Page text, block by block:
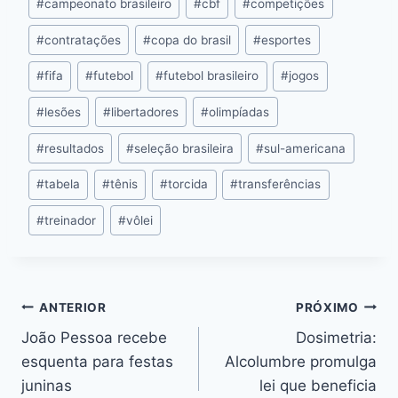
o
o
k
n
g
er
p
p
s
n
Li
n
k
#campeonato brasileiro #cbf #competições
#contratações #copa do brasil #esportes
#fifa #futebol #futebol brasileiro #jogos
#lesões #libertadores #olimpíadas
#resultados #seleção brasileira #sul-americana
#tabela #tênis #torcida #transferências
#treinador #vôlei
ANTERIOR
João Pessoa recebe
esquenta para festas
juninas
PRÓXIMO
Dosimetria:
Alcolumbre promulga
lei que beneficia